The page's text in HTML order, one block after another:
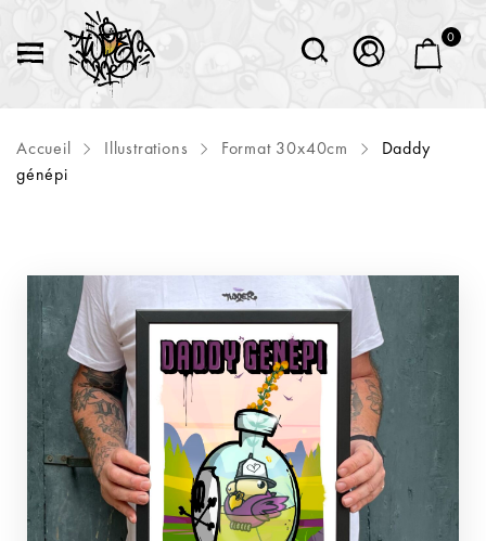
0
Accueil Illustrations Format 30x40cm
Daddy
génépi